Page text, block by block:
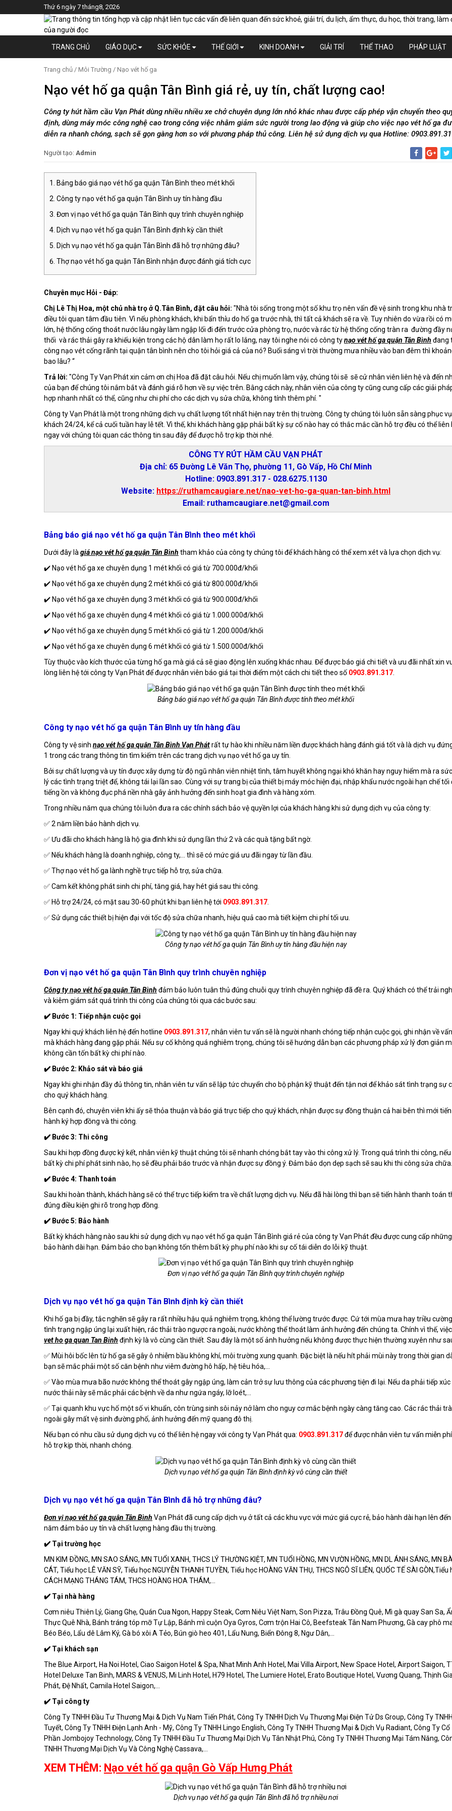
Thứ 6 ngày 7 tháng8, 2026
TRANG CHỦ GIÁO DỤC SỨC KHỎE THẾ GIỚI KINH DOANH GIẢI TRÍ THỂ THAO PHÁP LUẬT
Trang chủ / Môi Trường / Nạo vét hố ga
Nạo vét hố ga quận Tân Bình giá rẻ, uy tín, chất lượng cao!
Công ty hút hầm cầu Vạn Phát dùng nhiều nhiều xe chở chuyên dụng lớn nhỏ khác nhau được cấp phép vận chuyển theo
định, dùng máy móc công nghệ cao trong công việc nhằm giảm sức người trong lao động và giúp cho việc nạo vét hố ga
diễn ra nhanh chóng, sạch sẽ gọn gàng hơn so với phương pháp thủ công. Liên hệ sử dụng dịch vụ qua Hotline:
Người tạo: Admin
Bảng báo giá nạo vét hố ga quận Tân Bình theo mét khối
Công ty nạo vét hố ga quận Tân Bình uy tín hàng đầu
Đơn vị nạo vét hố ga quận Tân Bình quy trình chuyên nghiệp
Dịch vụ nạo vét hố ga quận Tân Bình định kỳ cần thiết
Dịch vụ nạo vét hố ga quận Tân Bình đã hỗ trợ những đâu?
Thợ nạo vét hố ga quận Tân Bình nhận được đánh giá tích cực
Chuyên mục Hỏi - Đáp:
Chị Lê Thị Hoa, một chủ nhà trọ ở Q.Tân Bình, đặt câu hỏi: "Nhà tôi sống trong một số khu trọ nên vấn đề vệ sinh trong khu nhà
điều tôi quan tâm đầu tiên. Vì nếu phòng khách, khi bẩn thỉu do hố ga trước nhà, thì tất cả khách sẽ ra về. Tuy nhiên do vừa rồi có
lớn, hệ thống cống thoát nước lâu ngày làm ngập lối đi đến trước cửa phòng trọ, nước và rác từ hệ thống cống tràn ra đường đầy
thối và rác thải gây ra khiếu kiện trong các hộ dân làm họ rất lo lắng, nay tôi nghe nói có công tynạo vét hố ga quận Tân Bình đang
công nạo vét cống rãnh tại quận tân bình nên cho tôi hỏi giá cả của nó? Buổi sáng vì trời thường mưa nhiều vào ban đêm thì
bao lâu? “
Trả lời: "Công Ty Vạn Phát xin cảm ơn chị Hoa đã đặt câu hỏi. Nếu chị muốn làm vậy, chúng tôi sẽ sẽ cử nhân viên liên hệ và đến
của bạn để chúng tôi nắm bắt và đánh giá rõ hơn về sự việc trên. Bằng cách này, nhân viên của công ty cũng cung cấp các giải
hợp nhanh nhất có thể, cũng như chi phí cho các dịch vụ sửa chữa, không tính thêm phí. "
Công ty Vạn Phát là một trong những dịch vụ chất lượng tốt nhất hiện nay trên thị trường. Công ty chúng tôi luôn sẵn sàng phục
khách 24/24, kể cả cuối tuần hay lễ tết. Vì thế, khi khách hàng gặp phải bất kỳ sự cố nào hay có thắc mắc cần hỗ trợ đều có thể liên
ngay với chúng tôi quan các thông tin sau đây để được hỗ trợ kịp thời nhé.
CÔNG TY RÚT HẦM CẦU VẠN PHÁT
Địa chỉ: 65 Đường Lê Văn Thọ, phường 11, Gò Vấp, Hồ Chí Minh
Hotline: 0903.891.317 - 028.6275.1130
Website: https://ruthamcaugiare.net/nao-vet-ho-ga-quan-tan-binh.html
Email: ruthamcaugiare.net@gmail.com
Bảng báo giá nạo vét hố ga quận Tân Bình theo mét khối
Dưới đây là giá nạo vét hố ga quận Tân Bình tham khảo của công ty chúng tôi để khách hàng có thể xem xét và lựa chọn dịch vụ:
✔️ Nạo vét hố ga xe chuyên dụng 1 mét khối có giá từ 700.000đ/khối
✔️ Nạo vét hố ga xe chuyên dụng 2 mét khối có giá từ 800.000đ/khối
✔️ Nạo vét hố ga xe chuyên dụng 3 mét khối có giá từ 900.000đ/khối
✔️ Nạo vét hố ga xe chuyên dụng 4 mét khối có giá từ 1.000.000đ/khối
✔️ Nạo vét hố ga xe chuyên dụng 5 mét khối có giá từ 1.200.000đ/khối
✔️ Nạo vét hố ga xe chuyên dụng 6 mét khối có giá từ 1.500.000đ/khối
Tùy thuộc vào kích thước của từng hố ga mà giá cả sẽ giao động lên xuống khác nhau. Để được báo giá chi tiết và ưu đãi nhất xin
lòng liên hệ tới công ty Vạn Phát để được nhân viên báo giá tại thời điểm một cách chi tiết theo số 0903.891.317
Bảng báo giá nạo vét hố ga quận Tân Bình được tính theo mét khối
Công ty nạo vét hố ga quận Tân Bình uy tín hàng đầu
Công ty vệ sinh nạo vét hố ga quận Tân Bình Vạn Phátrất tự hào khi nhiều năm liền được khách hàng đánh giá tốt và là dịch vụ
1 trong các trang thông tin tìm kiếm trên các trang dịch vụ nạo vét hố ga uy tín.
Bởi sự chất lượng và uy tín được xây dựng từ độ ngũ nhân viên nhiệt tình, tâm huyết không ngại khó khăn hay nguy hiểm mà ra
lý các tình trạng triệt để, không tái lại lần sao. Cùng với sự trang bị của thiết bị máy móc hiện đại, nhập khẩu nước ngoài hạn chế tối
tiếng ồn và không đục phá nền nhà gây ảnh hưởng đến sinh hoạt gia đình và hàng xóm.
Trong nhiều năm qua chúng tôi luôn đưa ra các chính sách bảo vệ quyền lợi của khách hàng khi sử dụng dịch vụ của công ty:
✅ 2 năm liền bảo hành dịch vụ.
✅ Ưu đãi cho khách hàng là hộ gia đình khi sử dụng lần thứ 2 và các quà tặng bất ngờ.
✅ Nếu khách hàng là doanh nghiệp, công ty,... thì sẽ có mức giá ưu đãi ngay từ lần đầu.
✅ Thợ nạo vét hố ga lành nghề trực tiếp hỗ trợ, sửa chữa.
✅ Cam kết không phát sinh chi phí, tăng giá, hay hét giá sau thi công.
✅ Hỗ trợ 24/24, có mặt sau 30-60 phút khi bạn liên hệ tới 0903.891.317
✅ Sử dụng các thiết bị hiện đại với tốc độ sửa chữa nhanh, hiệu quả cao mà tiết kiệm chi phí tối ưu.
Công ty nạo vét hố ga quận Tân Bình uy tín hàng đầu hiện nay
Đơn vị nạo vét hố ga quận Tân Bình quy trình chuyên nghiệp
Công ty nạo vét hố ga quận Tân Bình đảm bảo luôn tuân thủ đúng chuỗi quy trình chuyên nghiệp đã đề ra. Quý khách có thể trải
và kiêm giám sát quá trình thi công của chúng tôi qua các bước sau:
✔️ Bước 1: Tiếp nhận cuộc gọi
Ngay khi quý khách liên hệ đến hotline 0903.891.317, nhân viên tư vấn sẽ là người nhanh chóng tiếp nhận cuộc gọi, ghi nhận về
mà khách hàng đang gặp phải. Nếu sự cố không quá nghiêm trọng, chúng tôi sẽ hướng dẫn bạn các phương pháp xử lý đơn giản
không cần tốn bất kỳ chi phí nào.
✔️ Bước 2: Khảo sát và báo giá
Ngay khi ghi nhận đầy đủ thông tin, nhân viên tư vấn sẽ lập tức chuyển cho bộ phận kỹ thuật đến tận nơi để khảo sát tình trạng sự
cho quý khách hàng.
Bên cạnh đó, chuyên viên khi ấy sẽ thỏa thuận và báo giá trực tiếp cho quý khách, nhận được sự đồng thuận cả hai bên thì mới tiến
hành ký hợp đồng và thi công.
✔️ Bước 3: Thi công
Sau khi hợp đồng được ký kết, nhân viên kỹ thuật chúng tôi sẽ nhanh chóng bắt tay vào thi công xử lý. Trong quá trình thi công, nếu
bất kỳ chi phí phát sinh nào, họ sẽ đều phải báo trước và nhận được sự đồng ý. Đảm bảo dọn dẹp sạch sẽ sau khi thi công sửa chữa.
✔️ Bước 4: Thanh toán
Sau khi hoàn thành, khách hàng sẽ có thể trực tiếp kiểm tra về chất lượng dịch vụ. Nếu đã hài lòng thì bạn sẽ tiến hành thanh toán
đúng điều kiện ghi rõ trong hợp đồng.
✔️ Bước 5: Bảo hành
Bất kỳ khách hàng nào sau khi sử dụng dịch vụ nạo vét hố ga quận Tân Bình giá rẻ của công ty Vạn Phát đều được cung cấp
bảo hành dài hạn. Đảm bảo cho bạn không tốn thêm bất kỳ phụ phí nào khi sự cố tái diễn do lỗi kỹ thuật.
Đơn vị nạo vét hố ga quận Tân Bình quy trình chuyên nghiệp
Dịch vụ nạo vét hố ga quận Tân Bình định kỳ cần thiết
Khi hố ga bị đầy, tắc nghẽn sẽ gây ra rất nhiều hậu quả nghiêm trọng, không thể lường trước được. Cứ tới mùa mưa hay triều
tình trạng ngập úng lại xuất hiện, rác thải trào ngược ra ngoài, nước không thể thoát làm ảnh hưởng đến chúng ta. Chính vì thế, việc
vet ho ga quan Tan Binh định kỳ là vô cùng cần thiết. Sau đây là một số ảnh hưởng nếu không được thực hiện thường xuyên như
✅ Mùi hôi bốc lên từ hố ga sẽ gây ô nhiễm bầu không khí, môi trường xung quanh. Đặc biệt là nếu hít phải mùi này trong thời gian
bạn sẽ mắc phải một số căn bệnh như viêm đường hô hấp, hệ tiêu hóa,...
✅ Vào mùa mưa bão nước không thể thoát gây ngập úng, làm cản trở sự lưu thông của các phương tiện đi lại. Nếu da phải tiếp xúc
nước thải này sẽ mắc phải các bệnh về da như ngứa ngáy, lỡ loét,...
✅ Tại quanh khu vực hố một số vi khuẩn, côn trùng sinh sôi nảy nở làm cho nguy cơ mắc bệnh ngày càng tăng cao. Các rác thải
ngoài gây mất vệ sinh đường phố, ảnh hưởng đến mỹ quang đô thị.
Nếu bạn có nhu cầu sử dụng dịch vụ có thể liên hệ ngay với công ty Vạn Phát qua: 0903.891.317để được nhân viên tư vấn miễn
hỗ trợ kịp thời, nhanh chóng.
Dịch vụ nạo vét hố ga quận Tân Bình định kỳ vô cùng cần thiết
Dịch vụ nạo vét hố ga quận Tân Bình đã hỗ trợ những đâu?
Đơn vị nạo vét hố ga quận Tân Bình Vạn Phát đã cung cấp dịch vụ ở tất cả các khu vực với mức giá cực rẻ, bảo hành dài hạn lên đến
năm đảm bảo uy tín và chất lượng hàng đầu thị trường.
✔️ Tại trường học
MN KIM ÐỒNG, MN SAO SÁNG, MN TUỔI XANH, THCS LÝ THƯỜNG KIỆT, MN TUỔI HỒNG, MN VƯỜN HỒNG, MN DL ÁNH SÁNG, MN
CÁT, Tiểu học LÊ VĂN SỸ, Tiểu học NGUYỄN THANH TUYỀN, Tiểu học HOÀNG VĂN THỤ, THCS NGÔ SĨ LIÊN, QUỐC TẾ SÀI GÒN,Tiểu
CÁCH MẠNG THÁNG TÁM, THCS HOÀNG HOA THÁM,...
✔️ Tại nhà hàng
Cơm niêu Thiên Lý, Giang Ghẹ, Quán Cua Ngon, Happy Steak, Cơm Niêu Việt Nam, Son Pizza, Trâu Đồng Quê, Mì gà quay San Sa,
Thực Quê Nhà, Bánh tráng tóp mỡ Tự Lập, Bánh mì cuộn Oya Gyros, Cơm trộn Hai Cô, Beefsteak Tân Nam Phương, Gà cay phô
Béo Béo, Lẩu dê Lâm Ký, Gà bó xôi A Tẻo, Bún giò heo 401, Lẩu Nung, Biển Đông 8, Ngư Dân,...
✔️ Tại khách sạn
The Blue Airport, Ha Noi Hotel, Ciao Saigon Hotel & Spa, Nhat Minh Anh Hotel, Mai Villa Airport, New Space Hotel, Airport Saigon,
Hotel Deluxe Tan Binh, MARS & VENUS, Mi Linh Hotel, H79 Hotel, The Lumiere Hotel, Erato Boutique Hotel, Vương Quang, Thịnh Gia
Phát, Đệ Nhất, Camila Hotel Saigon,...
✔️ Tại công ty
Công Ty TNHH Đầu Tư Thương Mại & Dịch Vụ Nam Tiến Phát, Công Ty TNHH Dịch Vụ Thương Mại Điện Tử Ds Group, Công Ty
Tuyết, Công Ty TNHH Điện Lạnh Anh - Mỹ, Công Ty TNHH Lingo English, Công Ty TNHH Thương Mại & Dịch Vụ Radiant, Công Ty Cổ
Phần Jombojoy Technology, Công Ty TNHH Đầu Tư Thương Mại Dịch Vụ Tân Nhật Phú, Công Ty TNHH Thương Mại Tám Năng,
TNHH Thương Mại Dịch Vụ Và Công Nghệ Cassava,...
XEM THÊM: Nạo vét hố ga quận Gò Vấp Hưng Phát
Dịch vụ nạo vét hố ga quận Tân Bình đã hỗ trợ nhiều nơi